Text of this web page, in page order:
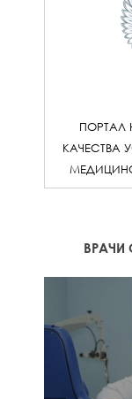
ПОРТАЛ
КАЧЕСТВА
ВРАЧИ